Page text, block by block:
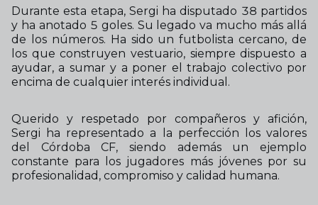
Durante esta etapa, Sergi ha disputado 38 partidos
y ha anotado 5 goles. Su legado va mucho más allá
de los números. Ha sido un futbolista cercano, de
los que construyen vestuario, siempre dispuesto a
ayudar, a sumar y a poner el trabajo colectivo por
encima de cualquier interés individual.
Querido y respetado por compañeros y afición,
Sergi ha representado a la perfección los valores
del Córdoba CF, siendo además un ejemplo
constante para los jugadores más jóvenes por su
profesionalidad, compromiso y calidad humana.